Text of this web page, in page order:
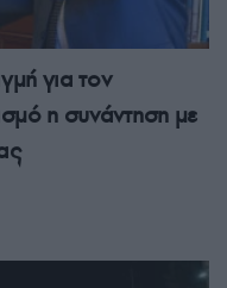
για τον
η συνάντηση με